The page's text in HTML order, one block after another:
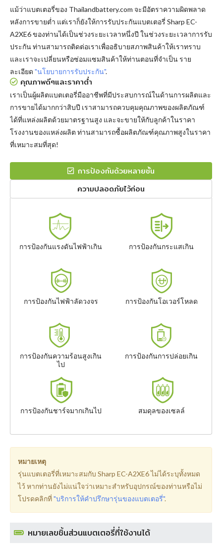
แม้ว่าแบตเตอรี่ของ Thailandbattery.com จะมีอัตราความผิดพลาด
หลังการขายต่ำ แต่เราก็ยังให้การรับประกันแบตเตอรี่ Sharp EC-
A2XE6 ของท่านได้เป็นช่วงระยะเวลาหนึ่งปี ในช่วงระยะเวลาการรับ
ประกัน ท่านสามารถติดต่อเราเพื่ออธิบายสภาพสินค้าให้เราทราบ
และเราจะเปลี่ยนหรือซ่อมแซมสินค้าให้ท่านตอนที่จำเป็น ราย
ละเอียด "นโยบายการรับประกัน".
คุณภาพดีๆและราคาต่ำ
เราเป็นผู้ผลิตแบตเตอรี่มืออาชีพที่มีประสบการณ์ในด้านการผลิตและ
การขายได้มากกว่าสิบปี เราสามารถควบคุมคุณภาพของผลิตภัณฑ์
ได้ที่แหล่งผลิตด้วยมาตรฐานสูง และจะขายให้กับลูกค้าในราคา
โรงงานของแหล่งผลิต ท่านสามารถซื้อผลิตภัณฑ์คุณภาพสูงในราคา
ที่เหมาะสมที่สุด!
การป้องกันด้วยหลายชั้น
ความปลอดภัยไว้ก่อน
การป้องกันแรงดันไฟฟ้าเกิน การป้องกันกระแสเกิน
การป้องกันไฟฟ้าลัดวงจร การป้องกันโอเวอร์โหลด
การป้องกันความร้อนสูงเกิน
ไป
การป้องกันการปล่อยเกิน
การป้องกันชาร์จมากเกินไป สมดุลของเซลล์
หมายเหตุ
รุ่นแบตเตอรี่ที่เหมาะสมกับ Sharp EC-A2XE6 ไม่ได้ระบุทั้งหมด
ไว้ หากท่านยังไม่แน่ใจว่าเหมาะสำหรับอุปกรณ์ของท่านหรือไม่
โปรดคลิกที่"บริการให้คำปรึกษารุ่นของแบตเตอรี่".
หมายเลขชิ้นส่วนแบตเตอรี่ที่ใช้งานได้